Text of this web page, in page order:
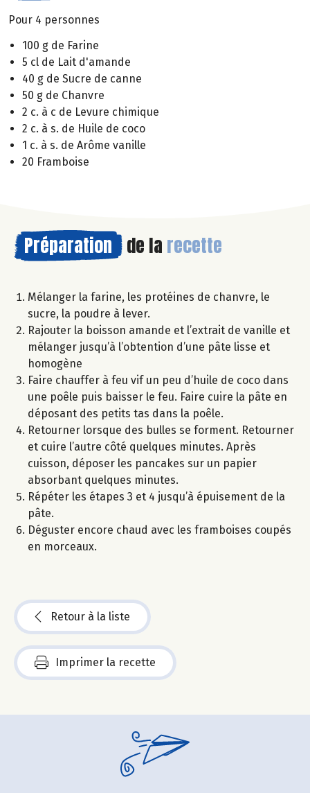
Pour 4 personnes
100 g de Farine
5 cl de Lait d'amande
40 g de Sucre de canne
50 g de Chanvre
2 c. à c de Levure chimique
2 c. à s. de Huile de coco
1 c. à s. de Arôme vanille
20 Framboise
Préparation de la recette
Mélanger la farine, les protéines de chanvre, le
sucre, la poudre à lever.
Rajouter la boisson amande et l’extrait de vanille et
mélanger jusqu’à l’obtention d’une pâte lisse et
homogène
Faire chauffer à feu vif un peu d’huile de coco dans
une poêle puis baisser le feu. Faire cuire la pâte en
déposant des petits tas dans la poêle.
Retourner lorsque des bulles se forment. Retourner
et cuire l’autre côté quelques minutes. Après
cuisson, déposer les pancakes sur un papier
absorbant quelques minutes.
Répéter les étapes 3 et 4 jusqu’à épuisement de la
pâte.
Déguster encore chaud avec les framboises coupés
en morceaux.
Retour à la liste
Imprimer la recette